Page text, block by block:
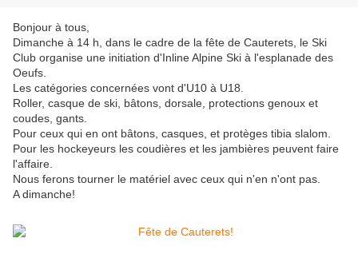
Bonjour à tous,
Dimanche à 14 h, dans le cadre de la fête de Cauterets, le Ski
Club organise une initiation d'Inline Alpine Ski à l'esplanade des
Oeufs.
Les catégories concernées vont d'U10 à U18.
Roller, casque de ski, bâtons, dorsale, protections genoux et
coudes, gants.
Pour ceux qui en ont bâtons, casques, et protèges tibia slalom.
Pour les hockeyeurs les coudières et les jambières peuvent faire
l'affaire.
Nous ferons tourner le matériel avec ceux qui n'en n'ont pas.
A dimanche!